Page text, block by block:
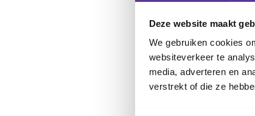
Deze website maakt
We gebruiken cookies
websiteverkeer te
media, adverteren en
verstrekt of die ze
Voor
Gratis voor
10
Na de start
In een